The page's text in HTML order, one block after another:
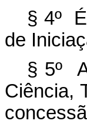
§ 4º
de
§ 5º
Ciência,